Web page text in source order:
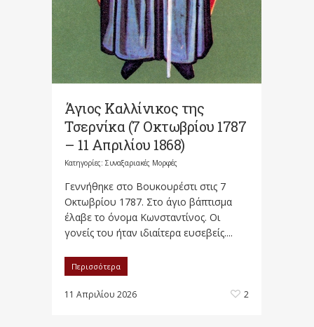
Άγιος Καλλίνικος της
Τσερνίκα (7 Οκτωβρίου 1787
– 11 Απριλίου 1868)
Κατηγορίες: Συναξαριακές Μορφές
Γεννήθηκε στο Βουκουρέστι στις 7
Οκτωβρίου 1787. Στο άγιο βάπτισμα
έλαβε το όνομα Κωνσταντίνος. Οι
γονείς του ήταν ιδιαίτερα ευσεβείς....
Περισσότερα
11 Απριλίου 2026 2